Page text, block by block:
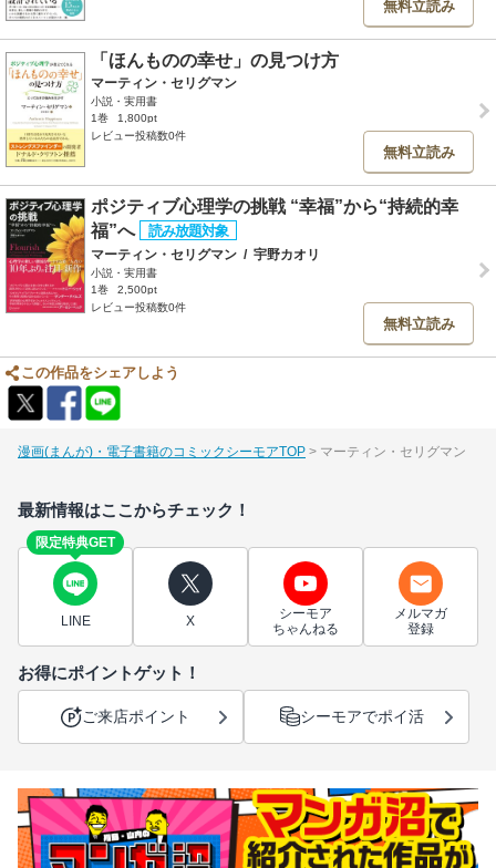
無料立読み
「ほんものの幸せ」の見つけ方
マーティン・セリグマン
小説・実用書
1巻
1,800pt
レビュー投稿数0件
無料立読み
ポジティブ心理学の挑戦 “幸福”から“持続的幸
福”へ
マーティン・セリグマン / 宇野カオリ
小説・実用書
1巻
2,500pt
レビュー投稿数0件
無料立読み
この作品をシェアしよう
漫画(まんが)・電子書籍のコミックシーモアTOP マーティン・セリグマン
最新情報はここからチェック！
限定特典GET
LINE X
シーモア
ちゃんねる
メルマガ
登録
お得にポイントゲット！
ご来店ポイント シーモアでポイ活